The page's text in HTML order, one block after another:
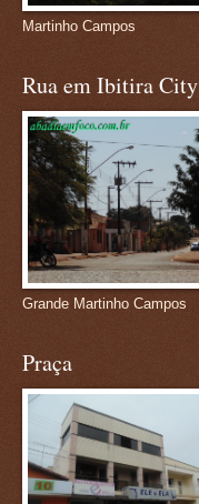
Martinho Campos
Rua em Ibitira City
Grande Martinho Campos
Praça